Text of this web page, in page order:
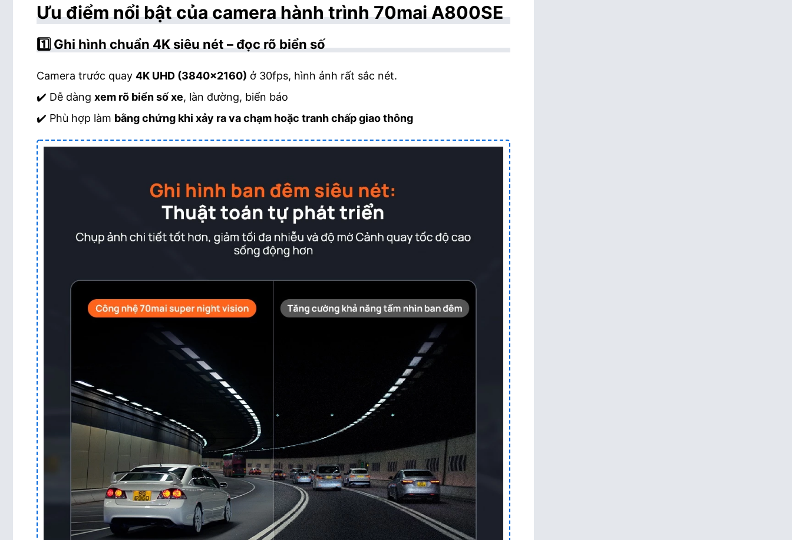
Ưu điểm nổi bật của camera hành trình 70mai A800SE
1️⃣ Ghi hình chuẩn 4K siêu nét – đọc rõ biển số
Camera trước quay 4K UHD (3840×2160) ở 30fps, hình ảnh rất sắc nét.
✔️ Dễ dàng xem rõ biển số xe, làn đường, biển báo
✔️ Phù hợp làm bằng chứng khi xảy ra va chạm hoặc tranh chấp giao thông